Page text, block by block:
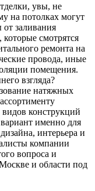
увы, не
на потолках могут
заливания
смотрятся
ремонта на
провода, иные
помещения.
взгляда?
натяжных
конструкций
именно для
интерьера и
компании
вопроса и
и области под